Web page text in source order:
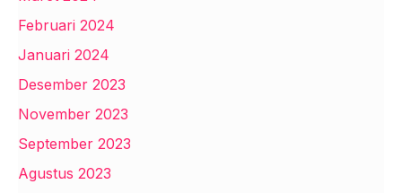
Februari 2024
Januari 2024
Desember 2023
November 2023
September 2023
Agustus 2023